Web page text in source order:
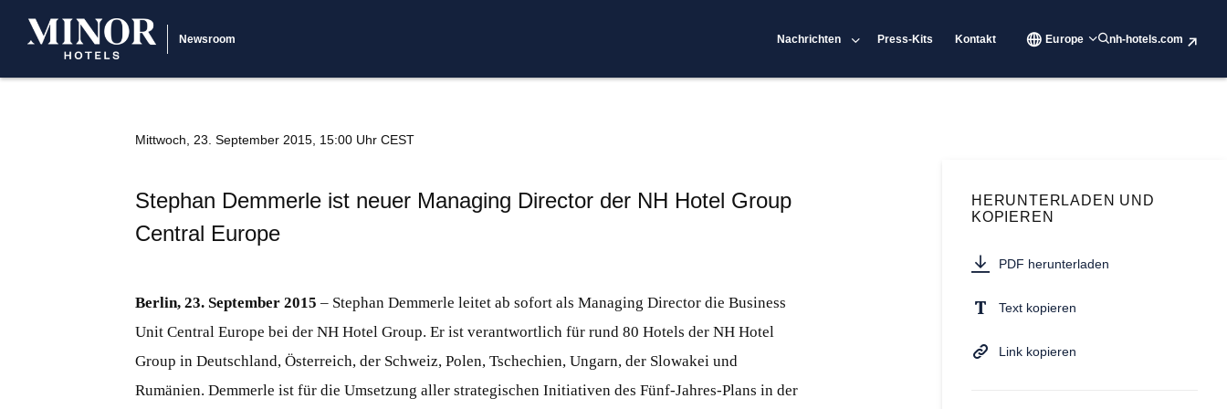
Newsroom Nachrichten Press-Kits Kontakt Europe nh-hotels.com
Mittwoch, 23. September 2015, 15:00 Uhr CEST
Stephan Demmerle ist neuer Managing Director der NH Hotel Group
Central Europe
Berlin, 23. September 2015 – Stephan Demmerle leitet ab sofort als Managing Director die Business
Unit Central Europe bei der NH Hotel Group. Er ist verantwortlich für rund 80 Hotels der NH Hotel
Group in Deutschland, Österreich, der Schweiz, Polen, Tschechien, Ungarn, der Slowakei und
Rumänien. Demmerle ist für die Umsetzung aller strategischen Initiativen des Fünf-Jahres-Plans in der
HERUNTERLADEN UND
KOPIEREN
PDF herunterladen
Text kopieren
Link kopieren